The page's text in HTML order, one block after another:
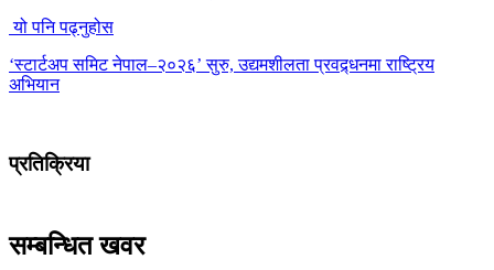
यो पनि पढ्नुहोस
‘स्टार्टअप समिट नेपाल–२०२६’ सुरु, उद्यमशीलता प्रवद्र्धनमा राष्ट्रिय
अभियान
प्रतिक्रिया
सम्बन्धित खवर